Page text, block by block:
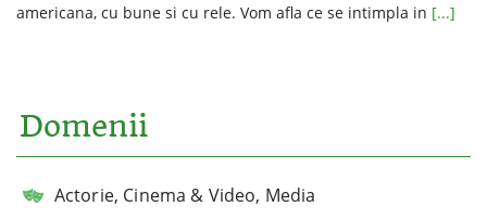
americana, cu bune si cu rele. Vom afla ce se intimpla in [...]
Domenii
Actorie, Cinema & Video, Media